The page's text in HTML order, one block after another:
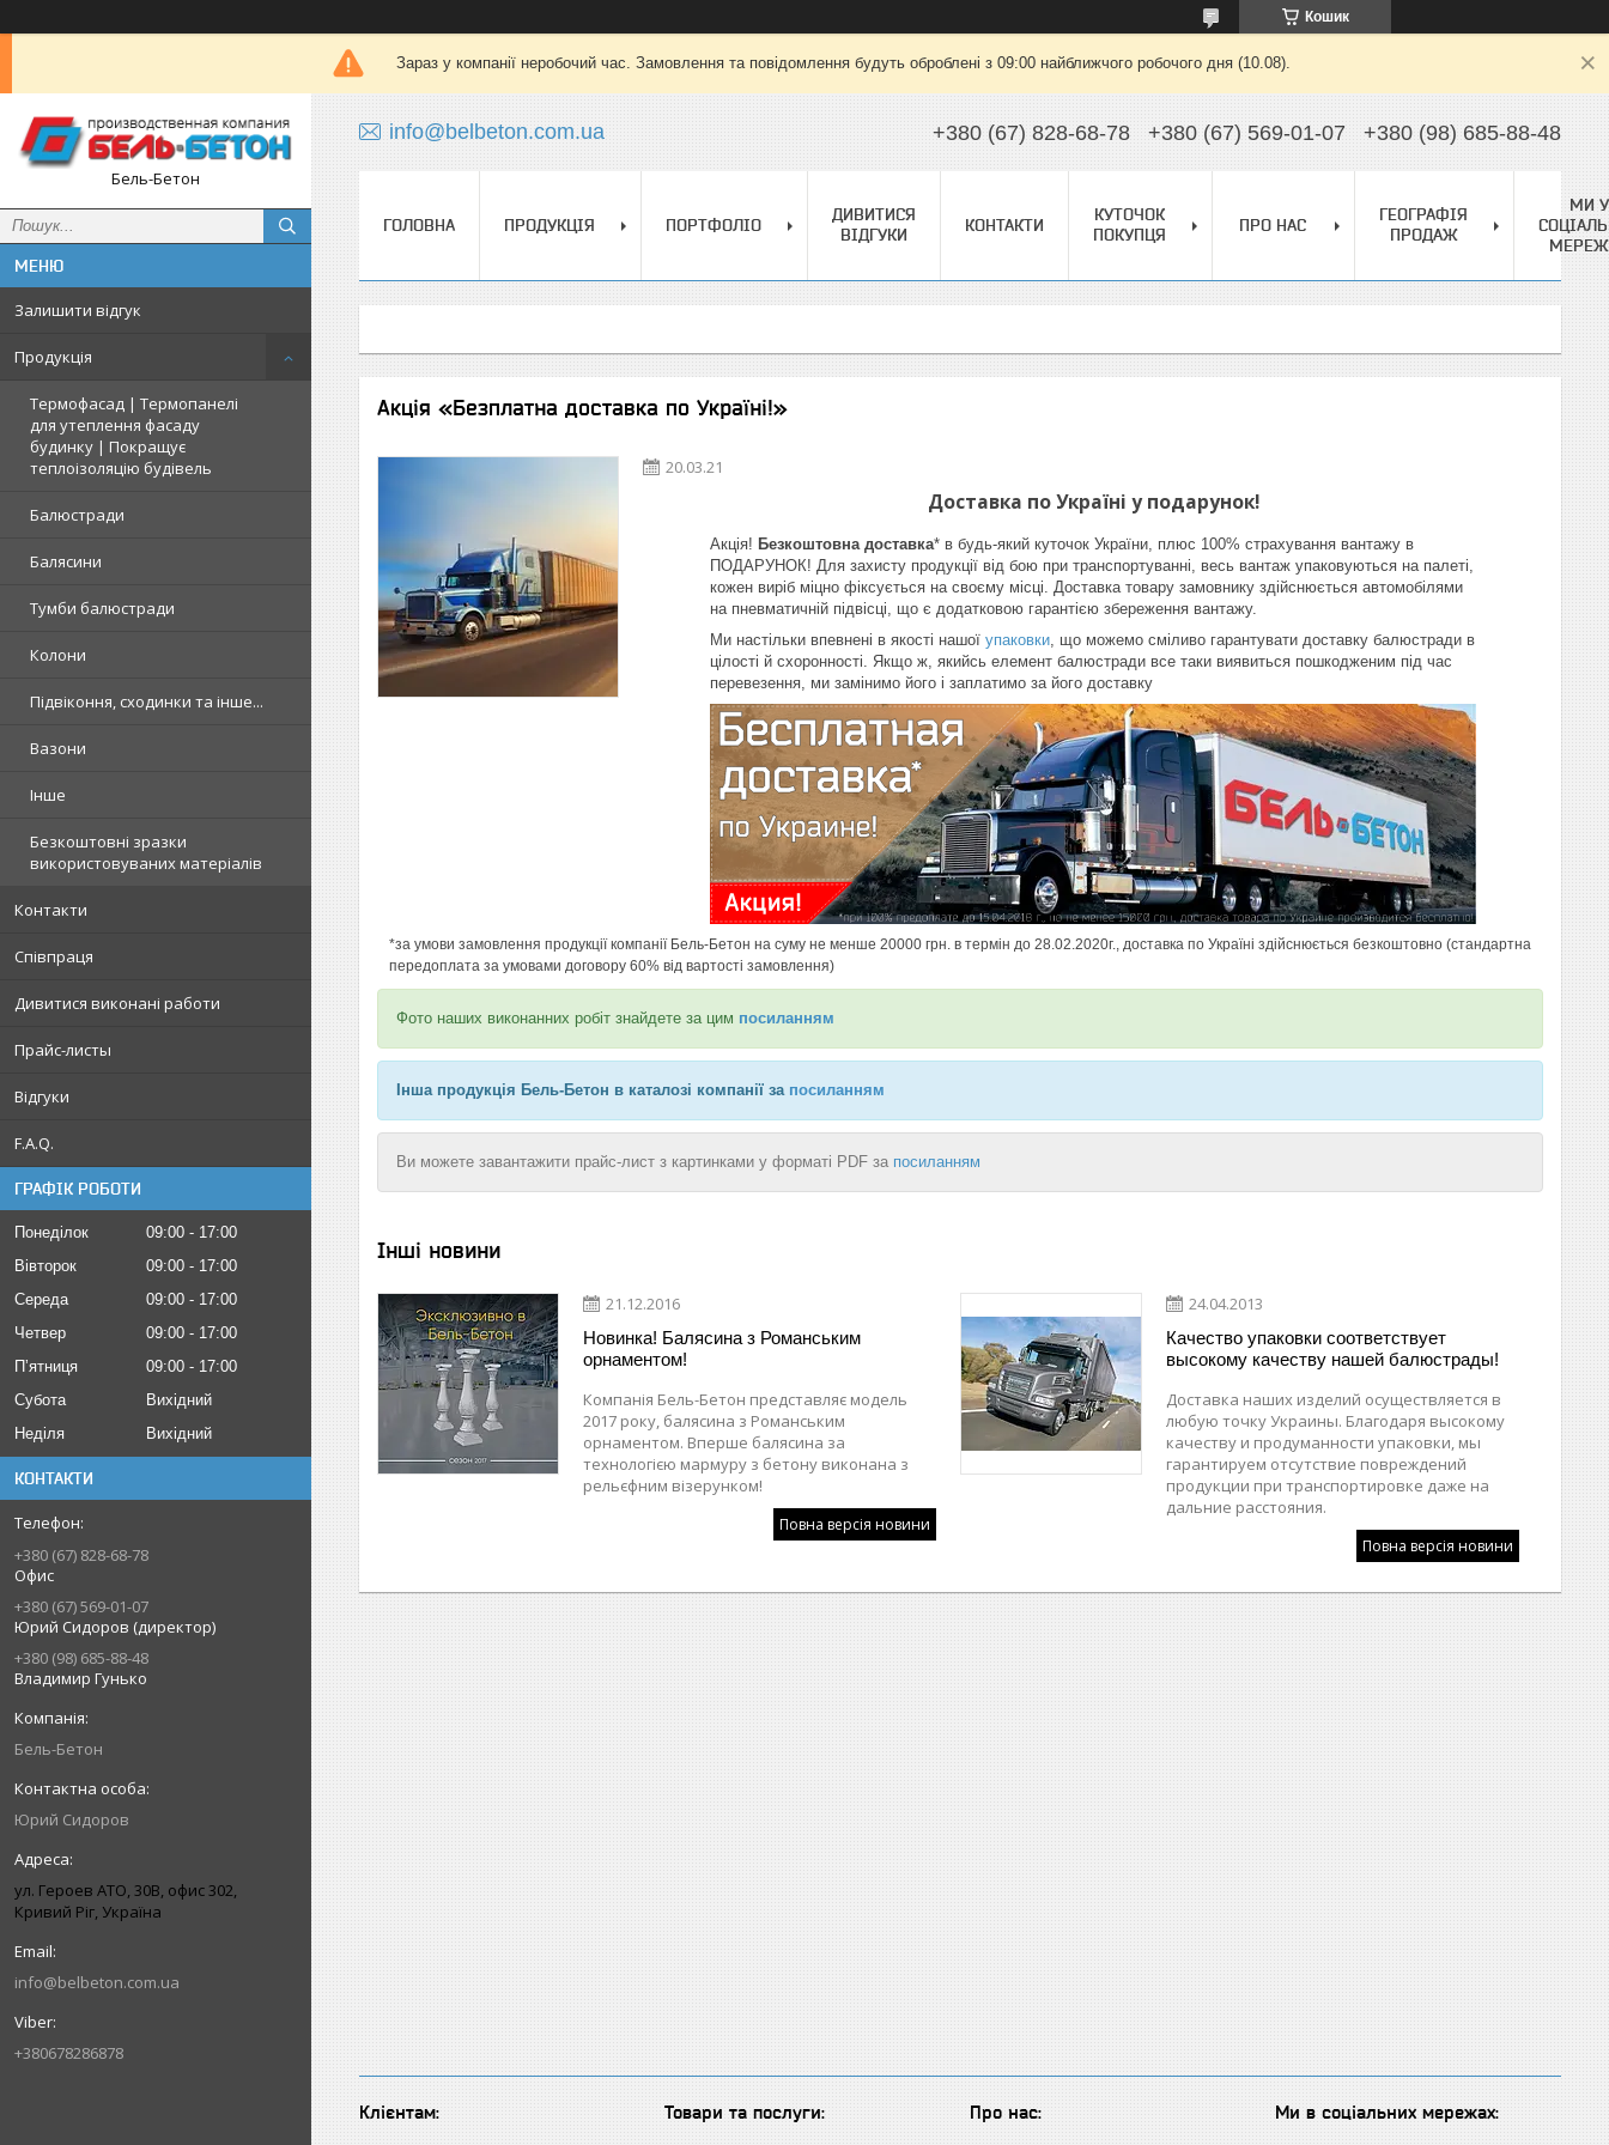
Кошик
Зараз у компанії неробочий час. Замовлення та повідомлення будуть оброблені з 09:00 найближчого робочого дня (10.08).
Бель-Бетон
Залишити відгук
Продукція
Термофасад | Термопанелі
для утеплення фасаду
будинку | Покращує
теплоізоляцію будівель
Балюстради
Балясини
Тумби балюстради
Колони
Підвіконня, сходинки та інше...
Вазони
Інше
Безкоштовні зразки
використовуваних матеріалів
Контакти
Співпраця
Дивитися виконані работи
Прайс-листы
Відгуки
F.A.Q.
ГРАФІК РОБОТИ
Понеділок 09:00
17:00
Вівторок
09:00
17:00
Середа
09:00
17:00
Четвер
09:00
17:00
Пʼятниця
09:00
17:00
Субота
Вихідний
Неділя
Вихідний
КОНТАКТИ
+380 (67) 828-68-78
Офис
+380 (67) 569-01-07
Юрий Сидоров (директор)
+380 (98) 685-88-48
Владимир Гунько
Бель-Бетон
Юрий Сидоров
ул. Героев АТО, 30В, офис 302,
Кривий Ріг, Україна
info@belbeton.com.ua
+380678286878
info@belbeton.com.ua +380 (67) 828-68-78 +380 (67) 569-01-07 +380 (98) 685-88-48
ГОЛОВНА ПРОДУКЦІЯ ПОРТФОЛІО
ДИВИТИСЯ
ВІДГУКИ
КОНТАКТИ
КУТОЧОК
ПОКУПЦЯ
ПРО НАС
ГЕОГРАФІЯ
ПРОДАЖ
МИ У
Акція «Безплатна доставка по Україні!»
20.03.21
Доставка по Україні у подарунок!
Акція! Безкоштовна доставка* в будь-який куточок України, плюс 100% страхування вантажу в
ПОДАРУНОК! Для захисту продукції від бою при транспортуванні, весь вантаж упаковуються на палеті,
кожен виріб міцно фіксується на своєму місці. Доставка товару замовнику здійснюється автомобілями
на пневматичній підвісці, що є додатковою гарантією збереження вантажу.
Ми настільки впевнені в якості нашої упаковки, що можемо сміливо гарантувати доставку балюстради в
цілості й схоронності. Якщо ж, якийсь елемент балюстради все таки виявиться пошкодженим під час
перевезення, ми замінимо його і заплатимо за його доставку
*за умови замовлення продукції компанії Бель-Бетон на суму не менше 20000 грн. в термін до 28.02.2020г., доставка по Україні здійснюється безкоштовно (стандартна
передоплата за умовами договору 60% від вартості замовлення)
Фото наших виконанних робіт знайдете за цим посиланням
Інша продукція Бель-Бетон в каталозі компанії за посиланням
Ви можете завантажити прайс-лист з картинками у форматі PDF за посиланням
Інші новини
21.12.2016
Новинка! Балясина з Романським
орнаментом!
Компанія Бель-Бетон представляє модель
2017 року, балясина з Романським
орнаментом. Вперше балясина за
технологією мармуру з бетону виконана з
рельєфним візерунком!
Повна версія новини
24.04.2013
Качество упаковки соответствует
высокому качеству нашей балюстрады!
Доставка наших изделий осуществляется в
любую точку Украины. Благодаря высокому
качеству и продуманности упаковки, мы
гарантируем отсутствие повреждений
продукции при транспортировке даже на
дальние расстояния.
Повна версія новини
Клієнтам: Товари та послуги: Про нас: Ми в соціальних мережах: